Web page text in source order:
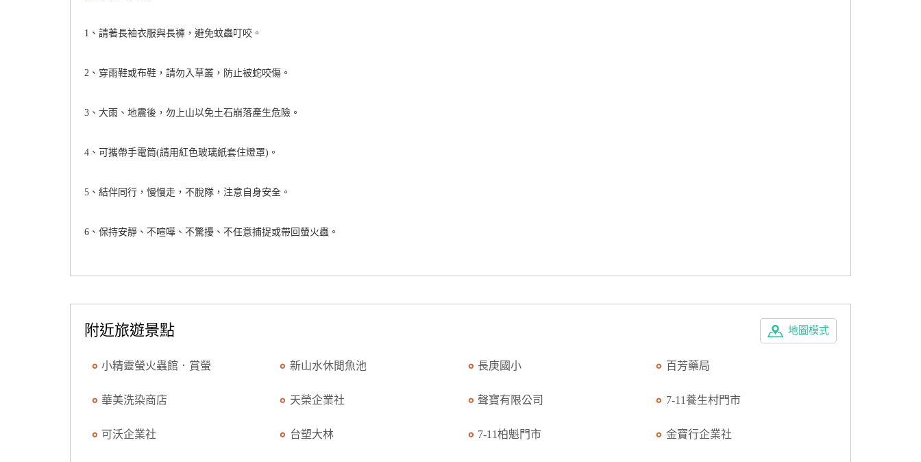
1、請著長袖衣服與長褲，避免蚊蟲叮咬。
2、穿雨鞋或布鞋，請勿入草叢，防止被蛇咬傷。
3、大雨、地震後，勿上山以免土石崩落產生危險。
4、可攜帶手電筒(請用紅色玻璃紙套住燈罩)。
5、結伴同行，慢慢走，不脫隊，注意自身安全。
6、保持安靜、不喧嘩、不驚擾、不任意捕捉或帶回螢火蟲。
地圖模式
附近旅遊景點
小精靈螢火蟲館．賞螢 新山水休閒魚池 長庚國小 百芳藥局
華美洗染商店 天榮企業社 聲寶有限公司 7-11養生村門市
可沃企業社 台塑大林 7-11柏魁門市 金寶行企業社